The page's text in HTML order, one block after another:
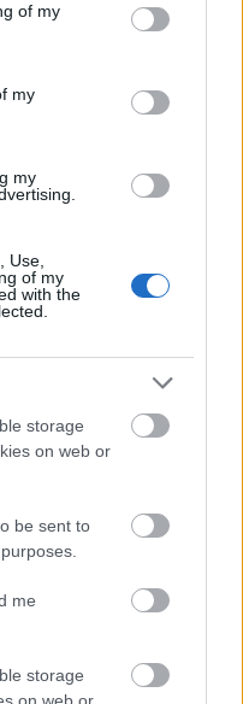
You may click to
its third-party tags to
in below Google
of my
my
my
Use,
of my
with the
storage
on web or
be sent to
me
storage
a Duna
A GÁL FERENC
a szúnyoginvázió
országban. Az ázsiai
- július 30-ra
a Föld egész